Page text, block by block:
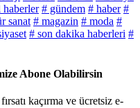
haberler # gündem # haber #
sanat # magazin # moda #
# son dakika haberleri #
Abone Olabilirsin
kaçırma ve ücretsiz e-